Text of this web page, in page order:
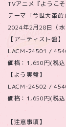
TVアニメ『ようこ
テーマ「今世大革命」
2024年2月28日（
【アーティスト盤】
LACM-24501 /
価格：1,650円(税
【よう実盤】
LACM-24502 /
価格：1,650円(税
【注意事項】